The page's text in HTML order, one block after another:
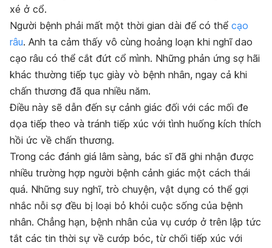
xé ở cổ.
Người bệnh phải mất một thời gian dài để có thể cạo
râu. Anh ta cảm thấy vô cùng hoảng loạn khi nghĩ dao
cạo râu có thể cắt đứt cổ mình. Những phản ứng sợ hãi
khác thường tiếp tục giày vò bệnh nhân, ngay cả khi
chấn thương đã qua nhiều năm.
Điều này sẽ dẫn đến sự cảnh giác đối với các mối đe
dọa tiếp theo và tránh tiếp xúc với tình huống kích thích
hồi ức về chấn thương.
Trong các đánh giá lâm sàng, bác sĩ đã ghi nhận được
nhiều trường hợp người bệnh cảnh giác một cách thái
quá. Những suy nghĩ, trò chuyện, vật dụng có thể gợi
nhắc nỗi sợ đều bị loại bỏ khỏi cuộc sống của bệnh
nhân. Chẳng hạn, bệnh nhân của vụ cướp ở trên lập tức
tắt các tin thời sự về cướp bóc, từ chối tiếp xúc với